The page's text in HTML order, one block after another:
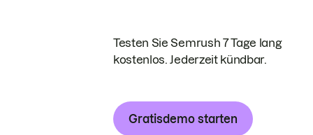
Testen Sie Semrush 7 Tage lang
kostenlos. Jederzeit kündbar.
Gratisdemo starten